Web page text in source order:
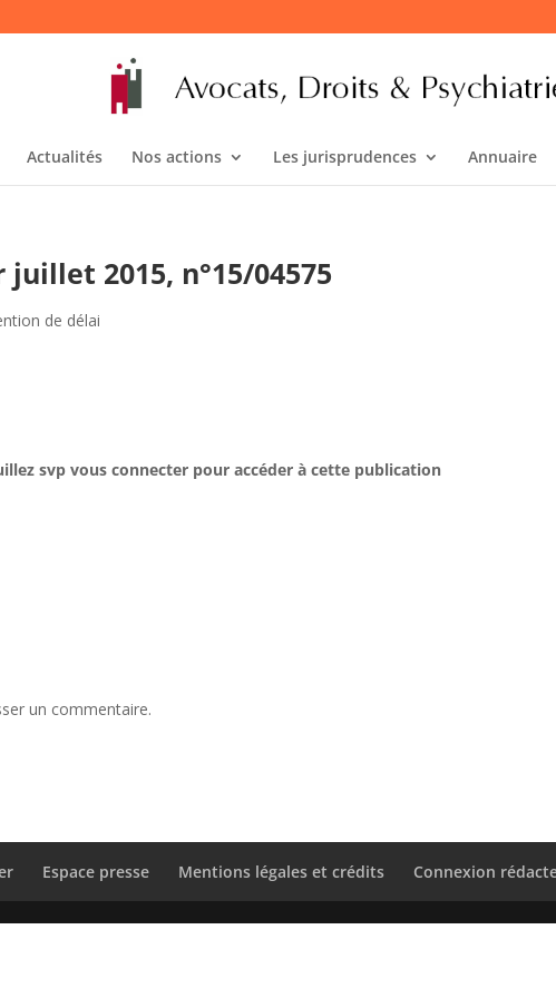
Actualités Nos actions Les jurisprudences Annuaire
juillet 2015, n°15/04575
de délai
svp vous connecter pour accéder à cette publication
un commentaire.
Espace presse Mentions légales et crédits Connexion